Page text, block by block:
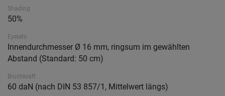
Shading
50%
Eyelets
Innendurchmesser Ø 16 mm, ringsum im gewählten
Abstand (Standard: 50 cm)
Bruchkraft
60 daN (nach DIN 53 857/1, Mittelwert längs)